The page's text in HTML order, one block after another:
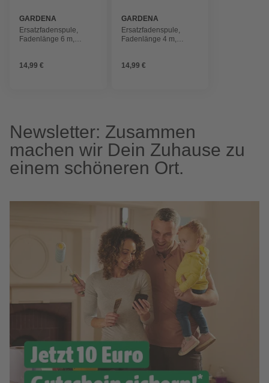
GARDENA
Ersatzfadenspule,
Fadenlänge 6 m,
14,99 €
GARDENA
Ersatzfadenspule,
Fadenlänge 4 m,
14,99 €
Newsletter: Zusammen
machen wir Dein Zuhause zu
einem schöneren Ort.